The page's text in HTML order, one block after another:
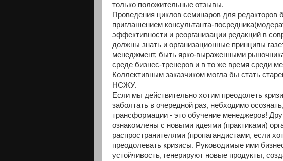
только положительные отзывы.
Проведения циклов семинаров для
приглашением консультанта-
эффективности и реорганизации редакций в
должны знать и организационные принципы
менеджмент, быть ярко-выраженными
среде бизнес-тренеров и в то же время среди
Коллективным заказчиком могла бы стать
НСЖУ.
Если мы действительно хотим преодолеть
заболтать в очередной раз, небходимо
трансформации - это обучение менеджеров!
ознакомлены с новыми идеями (практиками)
распространителями (пропагандистами, если
преодолевать кризисы. Руководимые ими
устойчивость, генерируют новые продукты,